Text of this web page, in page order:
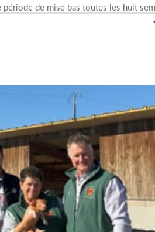
période de mise bas toutes les huit
deux races , Landrace et Duroc, ce
: certains porcelets peuvent